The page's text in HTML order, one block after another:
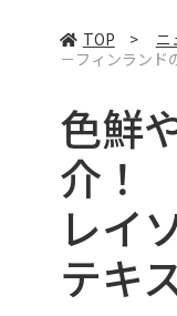
TOP > ニ
－フィンランド
色鮮
介！
レイ
テキ